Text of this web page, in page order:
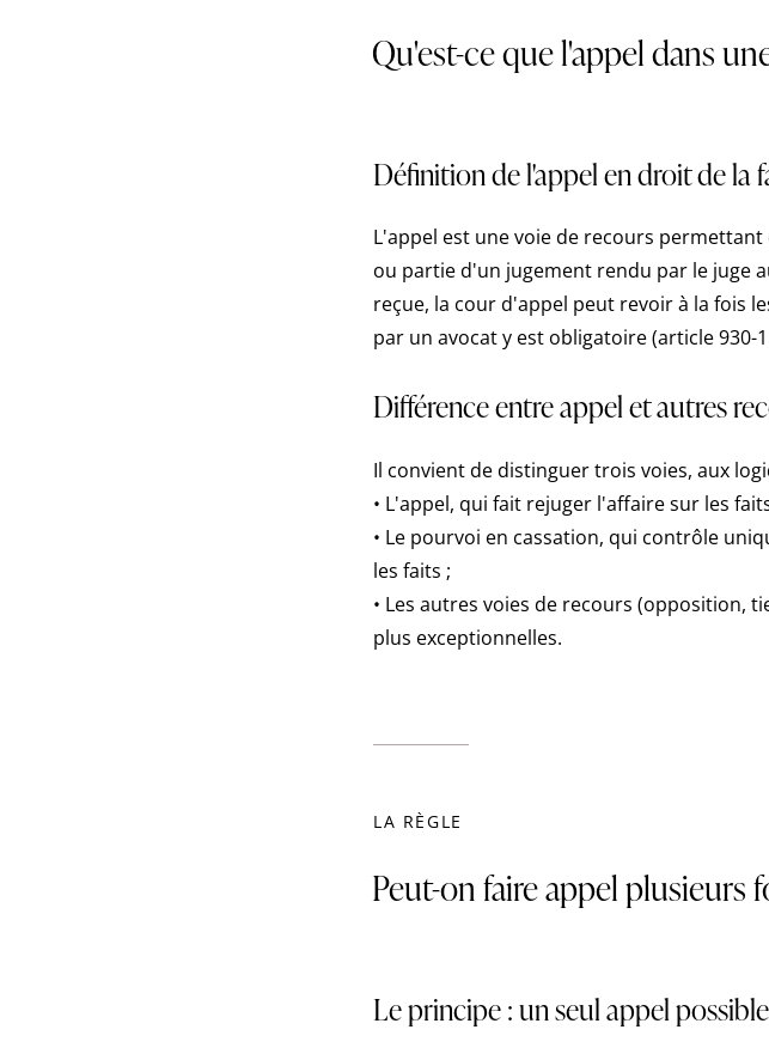
Qu'est-ce que l'appel dans
Définition de l'appel en droit de la
L'appel est une voie de recours
ou partie d'un jugement rendu par le juge
reçue, la cour d'appel peut revoir à la fois
par un avocat y est obligatoire (article 930-
Différence entre appel et autres
Il convient de distinguer trois voies, aux
• L'appel, qui fait rejuger l'affaire sur les
• Le pourvoi en cassation, qui contrôle
les faits ;
• Les autres voies de recours (opposition,
plus exceptionnelles.
LA RÈGLE
Peut-on faire appel plusieurs
Le principe : un seul appel possible